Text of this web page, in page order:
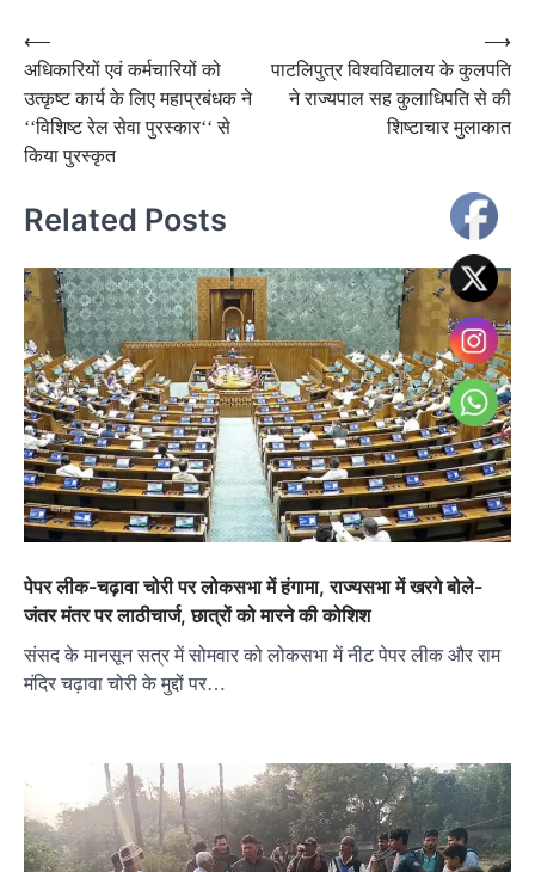
Post
navigation
⟵
अधिकारियों एवं कर्मचारियों को
उत्कृष्ट कार्य के लिए महाप्रबंधक ने
‘‘विशिष्ट रेल सेवा पुरस्कार‘‘ से
किया पुरस्कृत
पाटलिपुत्र विश्वविद्यालय के कुलपति
ने राज्यपाल सह कुलाधिपति से की
शिष्टाचार मुलाकात
⟶
Related Posts
पेपर लीक-चढ़ावा चोरी पर लोकसभा में हंगामा, राज्यसभा में खरगे बोले-
जंतर मंतर पर लाठीचार्ज, छात्रों को मारने की कोशिश
संसद के मानसून सत्र में सोमवार को लोकसभा में नीट पेपर लीक और राम
मंदिर चढ़ावा चोरी के मुद्दों पर…